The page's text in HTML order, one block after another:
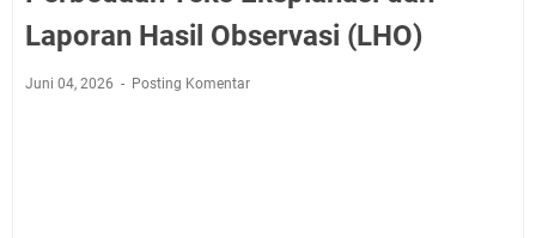
Laporan Hasil Observasi (LHO)
Juni 04, 2026 Posting Komentar